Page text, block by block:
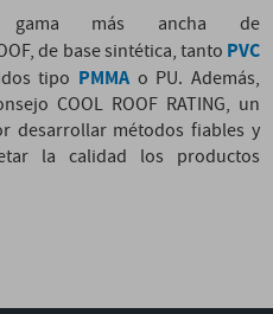
gama más ancha de
de base sintética, tanto PVC
tipo PMMAo PU. Además,
COOL ROOF RATING, un
desarrollar métodos fiables y
la calidad los productos